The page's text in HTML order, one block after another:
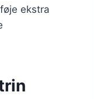
ekstra